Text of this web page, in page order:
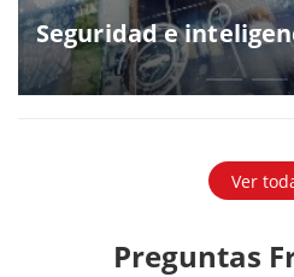
Seguridad e
Ver
Preguntas